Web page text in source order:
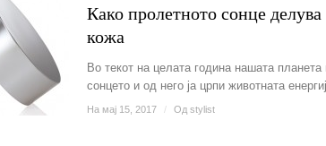
Како пролетното сонце
кожа
Во текот на целата година нашата
сонцето и од него ја црпи животната
На мај 15, 2017 / Од stylist